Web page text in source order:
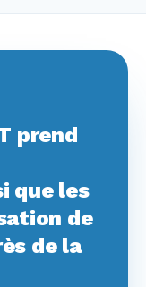
prend
que les
de
de la